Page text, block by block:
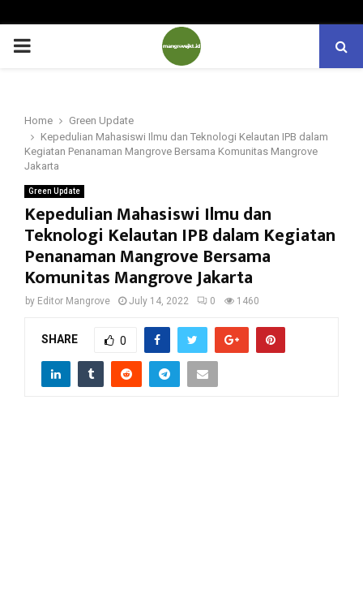
PRIMARY
Home
Green Update
Kepedulian Mahasiswi Ilmu dan Teknologi Kelautan IPB dalam
Kegiatan Penanaman Mangrove Bersama Komunitas Mangrove
Jakarta
Green Update
Kepedulian Mahasiswi Ilmu dan
Teknologi Kelautan IPB dalam Kegiatan
Penanaman Mangrove Bersama
Komunitas Mangrove Jakarta
by Editor Mangrove July 14, 2022 0 1460
SHARE 0